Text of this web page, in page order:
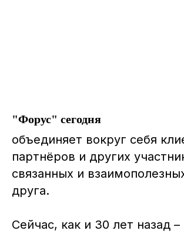
"Форус" сегодня
объединяет вокруг себя
партнёров и других
связанных и
друга.
Сейчас, как и 30 лет назад